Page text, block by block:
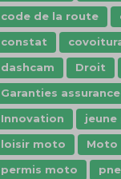
code de la route
constat
dashcam
Droit
Garanties assurance
Innovation
jeune
loisir moto
Moto
permis moto